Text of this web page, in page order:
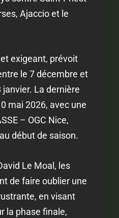
Ajaccio et le
exigeant, prévoit
le 7 décembre et
janvier. La dernière
mai 2026, avec une
– OGC Nice,
début de saison.
Le Moal, les
de faire oublier une
en visant
la phase finale,